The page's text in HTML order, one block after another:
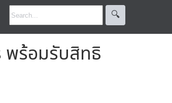
🔍︎
พร้อมรับสิทธิ